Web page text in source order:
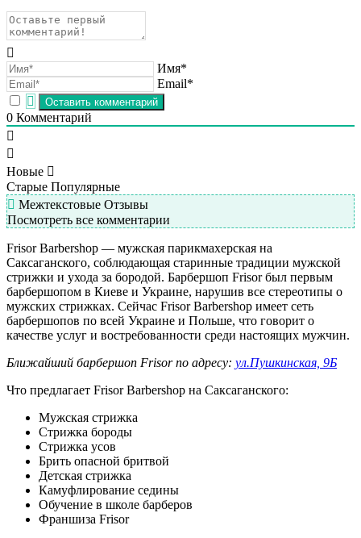
Имя*
Email*
0 Комментарий
Новые
Старые Популярные
Межтекстовые Отзывы
Посмотреть все комментарии
Frisor Barbershop — мужская парикмахерская на
Саксаганского, соблюдающая старинные традиции мужской
стрижки и ухода за бородой. Барбершоп Frisor был первым
барбершопом в Киеве и Украине, нарушив все стереотипы о
мужских стрижках. Сейчас Frisor Barbershop имеет сеть
барбершопов по всей Украине и Польше, что говорит о
качестве услуг и востребованности среди настоящих мужчин.
Ближайший барбершоп Frisor по адресу: ул.Пушкинская, 9Б
Что предлагает Frisor Barbershop на Саксаганского:
Мужская стрижка
Стрижка бороды
Стрижка усов
Брить опасной бритвой
Детская стрижка
Камуфлирование седины
Обучение в школе барберов
Франшиза Frisor